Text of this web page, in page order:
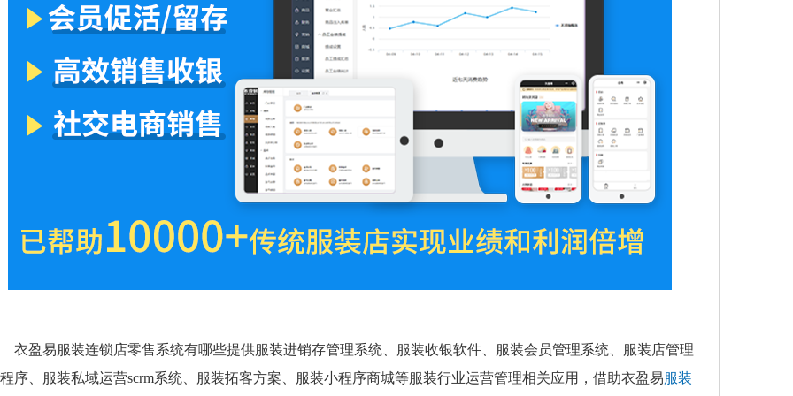
衣盈易服装连锁店零售系统有哪些提供服装进销存管理系统、服装收银软件、服装会员管理系统、服装店管理
序、服装私域运营scrm系统、服装拓客方案、服装小程序商城等服装行业运营管理相关应用，借助衣盈易服装